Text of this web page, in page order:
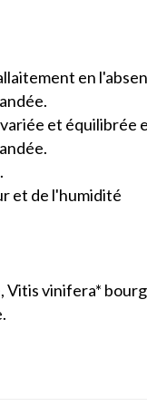
en
et équilibrée
et de l'humidité
Vitis vinifera*